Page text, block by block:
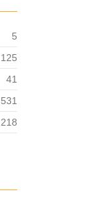
5
125
41
531
218